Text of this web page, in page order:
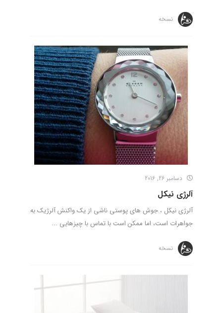
نسخه
دسامبر 26, 2016
آلرژی نیکل
آلرژی نیکل ، جوش های پوستی ناشی از یک واکنش آلرژیک به
جواهرات است، اما ممکن است با تماس با چیزهایی ...
نسخه